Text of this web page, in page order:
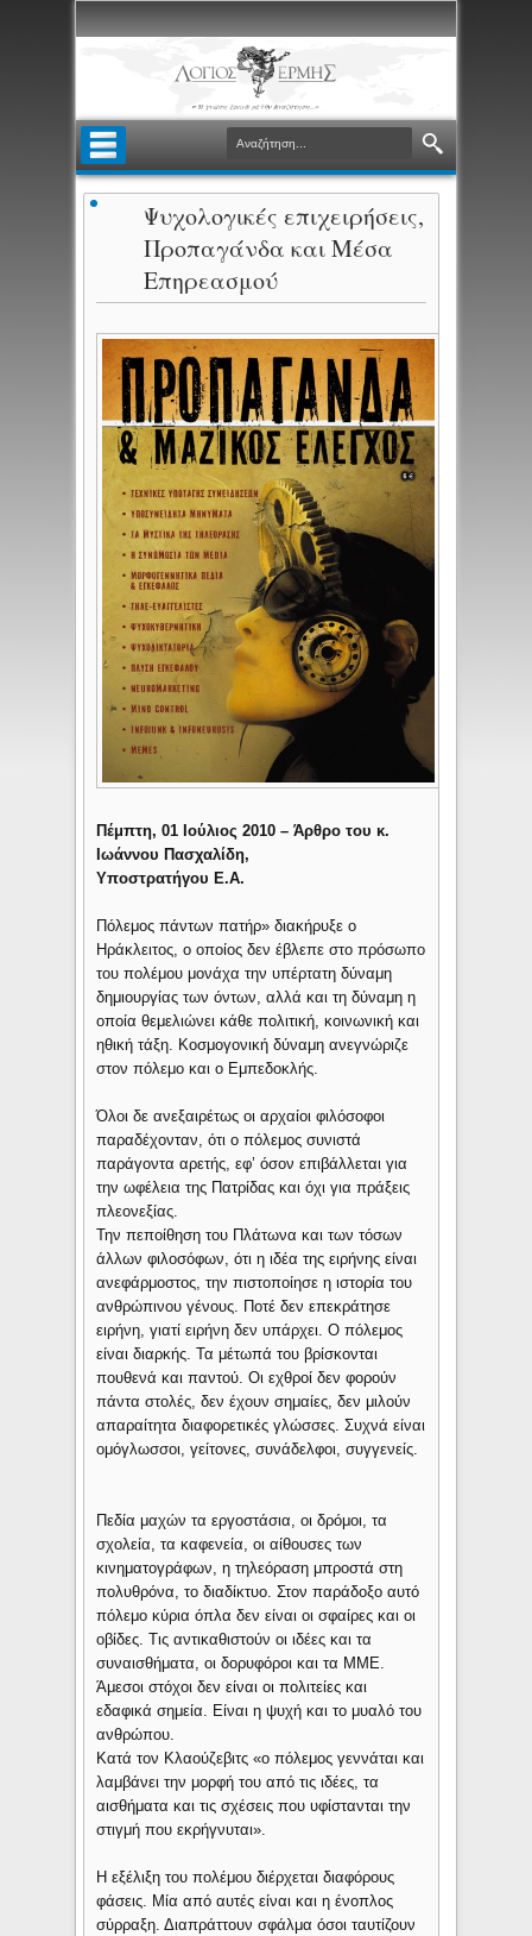
Ψυχολογικές επιχειρήσεις,
Προπαγάνδα και Μέσα
Επηρεασμού
Πέμπτη, 01 Ιούλιος 2010 –Άρθρο του κ.
Ιωάννου Πασχαλίδη,
Υποστρατήγου Ε.Α.
Πόλεμος πάντων πατήρ» διακήρυξε ο
Ηράκλειτος, o oποίος δεν έβλεπε στο πρόσωπο
του πολέμου μονάχα την υπέρτατη δύναμη
δημιουργίας των όντων, αλλά και τη δύναμη η
οποία θεμελιώνει κάθε πολιτική, κοινωνική και
ηθική τάξη. Κοσμογονική δύναμη ανεγνώριζε
στον πόλεμο και ο Εμπεδοκλής.
Όλοι δε ανεξαιρέτως οι αρχαίοι φιλόσοφοι
παραδέχονταν, ότι ο πόλεμος συνιστά
παράγοντα αρετής, εφ’ όσον επιβάλλεται για
την ωφέλεια της Πατρίδας και όχι για πράξεις
πλεονεξίας.
Την πεποίθηση του Πλάτωνα και των τόσων
άλλων φιλοσόφων, ότι η ιδέα της ειρήνης είναι
ανεφάρμοστος, την πιστοποίησε η ιστορία του
ανθρώπινου γένους. Ποτέ δεν επεκράτησε
ειρήνη, γιατί ειρήνη δεν υπάρχει. Ο πόλεμος
είναι διαρκής. Τα μέτωπά του βρίσκονται
πουθενά και παντού. Οι εχθροί δεν φορούν
πάντα στολές, δεν έχουν σημαίες, δεν μιλούν
απαραίτητα διαφορετικές γλώσσες. Συχνά είναι
ομόγλωσσοι, γείτονες, συνάδελφοι, συγγενείς.
Πεδία μαχών τα εργοστάσια, οι δρόμοι, τα
σχολεία, τα καφενεία, οι αίθουσες των
κινηματογράφων, η τηλεόραση μπροστά στη
πολυθρόνα, το διαδίκτυο. Στον παράδοξο αυτό
πόλεμο κύρια όπλα δεν είναι οι σφαίρες και οι
οβίδες. Τις αντικαθιστούν οι ιδέες και τα
συναισθήματα, οι δορυφόροι και τα ΜΜΕ.
Άμεσοι στόχοι δεν είναι οι πολιτείες και
εδαφικά σημεία. Είναι η ψυχή και το μυαλό του
ανθρώπου.
Κατά τον Κλαούζεβιτς «ο πόλεμος γεννάται και
λαμβάνει την μορφή του από τις ιδέες, τα
αισθήματα και τις σχέσεις που υφίστανται την
στιγμή που εκρήγνυται».
Η εξέλιξη του πολέμου διέρχεται διαφόρους
φάσεις. Μία από αυτές είναι και η ένοπλος
σύρραξη. Διαπράττουν σφάλμα όσοι ταυτίζουν